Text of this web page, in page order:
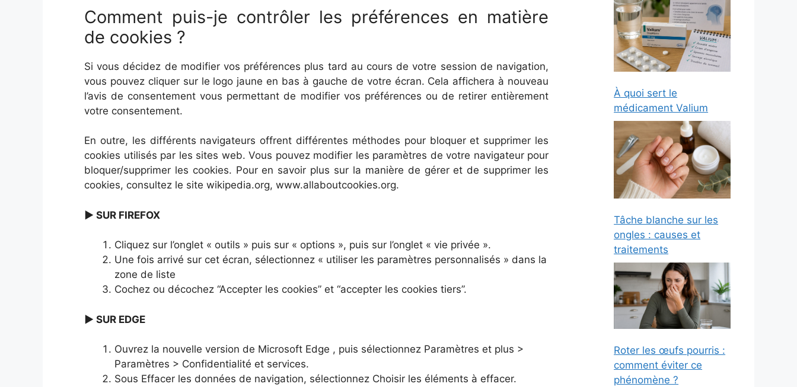
Comment puis-je contrôler les préférences en matière
de cookies ?
Si vous décidez de modifier vos préférences plus tard au cours de votre session de navigation,
vous pouvez cliquer sur le logo jaune en bas à gauche de votre écran. Cela affichera à nouveau
l’avis de consentement vous permettant de modifier vos préférences ou de retirer entièrement
votre consentement.
En outre, les différents navigateurs offrent différentes méthodes pour bloquer et supprimer les
cookies utilisés par les sites web. Vous pouvez modifier les paramètres de votre navigateur pour
bloquer/supprimer les cookies. Pour en savoir plus sur la manière de gérer et de supprimer les
cookies, consultez le site wikipedia.org, www.allaboutcookies.org.
► SUR FIREFOX
Cliquez sur l’onglet « outils » puis sur « options », puis sur l’onglet « vie privée ».
Une fois arrivé sur cet écran, sélectionnez « utiliser les paramètres personnalisés » dans la
zone de liste
Cochez ou décochez “Accepter les cookies” et “accepter les cookies tiers”.
► SUR EDGE
Ouvrez la nouvelle version de Microsoft Edge , puis sélectionnez Paramètres et plus >
Paramètres > Confidentialité et services.
Sous Effacer les données de navigation, sélectionnez Choisir les éléments à effacer.
À quoi sert le
médicament Valium
Tâche blanche sur les
ongles : causes et
traitements
Roter les œufs pourris :
comment éviter ce
phénomène ?